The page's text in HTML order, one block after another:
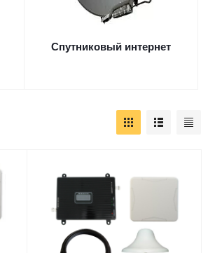
Спутниковый интернет